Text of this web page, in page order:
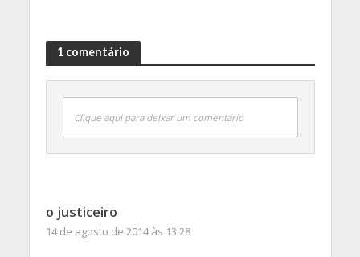
1 comentário
Clique aqui para deixar um comentário
o justiceiro
14 de agosto de 2014 às 13:28